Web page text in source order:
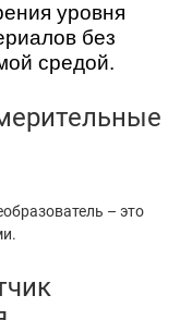
уровня
без
средой.
– это